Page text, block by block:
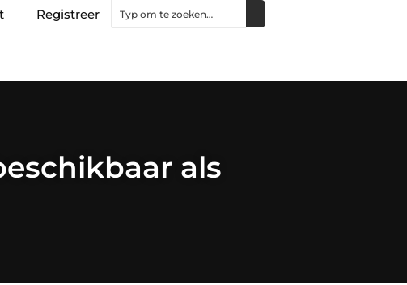
Registreer
als